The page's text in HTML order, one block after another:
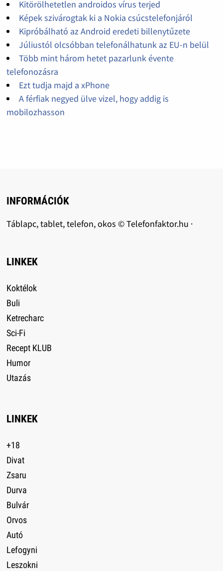
Kitörölhetetlen androidos vírus terjed
Képek szivárogtak ki a Nokia csúcstelefonjáról
Kipróbálható az Android eredeti billenytűzete
Júliustól olcsóbban telefonálhatunk az EU-n belül
Több mint három hetet pazarlunk évente
telefonozásra
Ezt tudja majd a xPhone
A férfiak negyed ülve vizel, hogy addig is
mobilozhasson
INFORMÁCIÓK
Táblapc, tablet, telefon, okos © Telefonfaktor.hu ·
LINKEK
Koktélok
Buli
Ketrecharc
Sci-Fi
Recept KLUB
Humor
Utazás
LINKEK
+18
Divat
Zsaru
Durva
Bulvár
Orvos
Autó
Lefogyni
Leszokni